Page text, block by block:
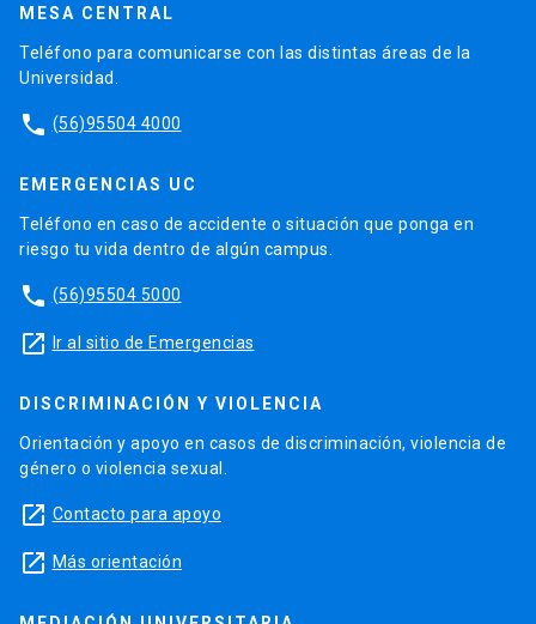
MESA CENTRAL
Teléfono para comunicarse con las distintas áreas de la
Universidad.
phone (56)95504 4000
EMERGENCIAS UC
Teléfono en caso de accidente o situación que ponga en
riesgo tu vida dentro de algún campus.
phone (56)95504 5000
launch Ir al sitio de Emergencias
DISCRIMINACIÓN Y VIOLENCIA
Orientación y apoyo en casos de discriminación, violencia de
género o violencia sexual.
launch Contacto para apoyo
launch Más orientación